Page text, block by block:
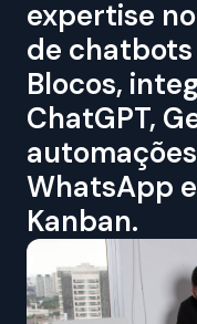
expertise
de
Blocos,
ChatGPT,
WhatsApp
Kanban.